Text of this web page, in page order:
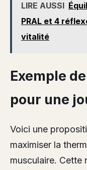
LIRE AUSSI
PRAL et 4
vitalité
Exemple
pour une
Voici une
maximiser la
musculaire. Cette